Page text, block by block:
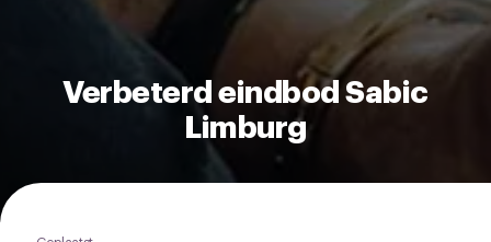
Verbeterd eindbod Sabic
Limburg